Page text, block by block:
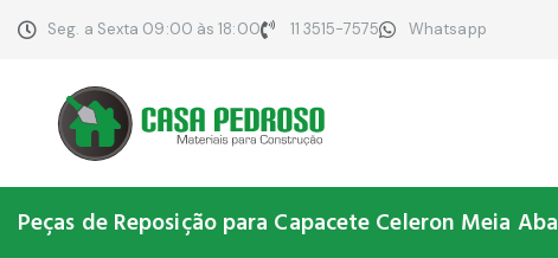
Seg. a Sexta 09:00 às 18:00 11 3515-7575 Whatsapp
Peças de Reposição para Capacete Celeron Meia Aba